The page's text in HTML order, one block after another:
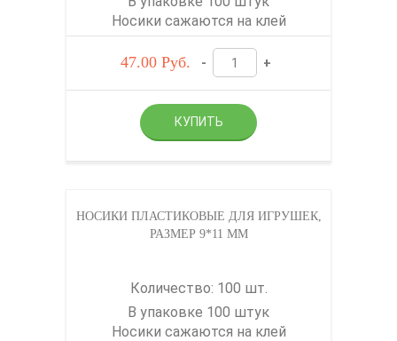
Носики сажаются на клей
47.00 Руб. - +
НОСИКИ ПЛАСТИКОВЫЕ ДЛЯ ИГРУШЕК,
РАЗМЕР 9*11 ММ
Количество: 100 шт.
В упаковке 100 штук
Носики сажаются на клей